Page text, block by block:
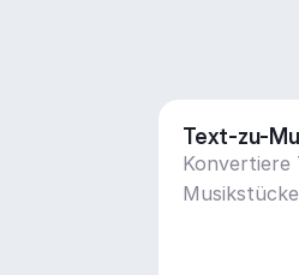
Text-zu-
Konvertiere
Musikstücke